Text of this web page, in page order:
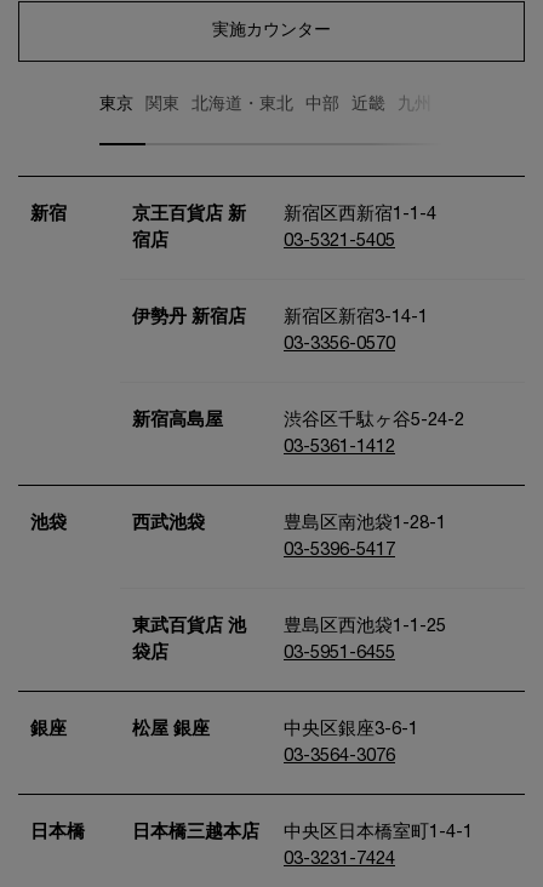
実施カウンター
東京 関東 北海道・東北 中部 近畿 九州
新宿
京王百貨店 新
宿店
新宿区西新宿1-1-4
03-5321-5405
伊勢丹 新宿店
新宿区新宿3-14-1
03-3356-0570
新宿高島屋
渋谷区千駄ヶ谷5-24-2
03-5361-1412
池袋 西武池袋
豊島区南池袋1-28-1
03-5396-5417
東武百貨店 池
袋店
豊島区西池袋1-1-25
03-5951-6455
銀座 松屋 銀座
中央区銀座3-6-1
03-3564-3076
日本橋 日本橋三越本店
中央区日本橋室町1-4-1
03-3231-7424